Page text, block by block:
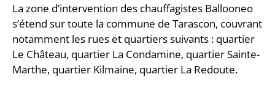
La zone d’intervention des chauffagistes Ballooneo
s’étend sur toute la commune de Tarascon, couvrant
notamment les rues et quartiers suivants : quartier
Le Château, quartier La Condamine, quartier Sainte-
Marthe, quartier Kilmaine, quartier La Redoute.